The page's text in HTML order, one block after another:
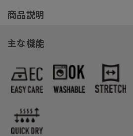
商品説明
主な機能